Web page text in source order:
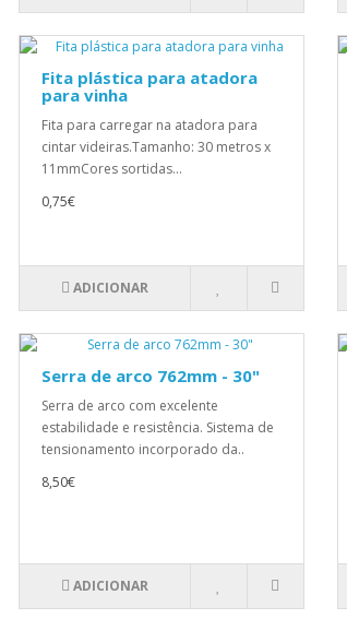
Fita plástica para atadora
para vinha
Fita para carregar na atadora para
cintar videiras.Tamanho: 30 metros x
11mmCores sortidas...
0,75€
ADICIONAR
Serra de arco 762mm - 30"
Serra de arco com excelente
estabilidade e resistência. Sistema de
tensionamento incorporado da..
8,50€
ADICIONAR